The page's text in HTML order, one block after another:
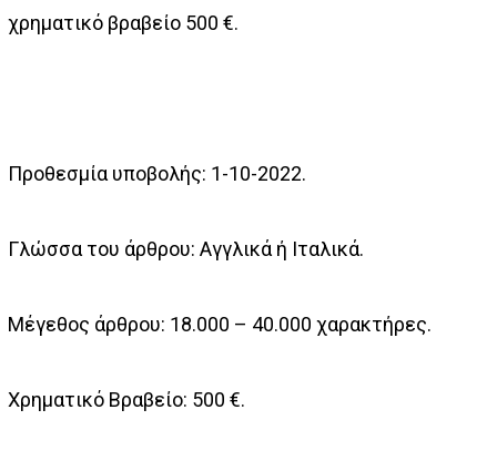
χρηματικό βραβείο 500 €.
Προθεσμία υποβολής: 1-10-2022.
Γλώσσα του άρθρου: Αγγλικά ή Ιταλικά.
Μέγεθος άρθρου: 18.000 – 40.000 χαρακτήρες.
Χρηματικό Βραβείο: 500 €.